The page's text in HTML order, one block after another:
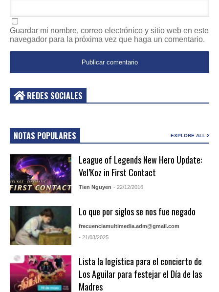
Guardar mi nombre, correo electrónico y sitio web en este
navegador para la próxima vez que haga un comentario.
REDES SOCIALES
NOTAS POPULARES EXPLORE ALL
League of Legends New Hero Update:
Vel’Koz in First Contact
Tien Nguyen - 22/12/2016
Lo que por siglos se nos fue negado
frecuenciamultimedia.adm@gmail.com
- 21/03/2025
Lista la logística para el concierto de
Los Aguilar para festejar el Día de las
Madres